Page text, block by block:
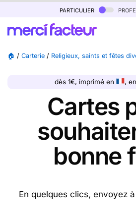
particulier
🏠 / Carterie / Religieux, saints et fêtes
dès 1€, imprimé en ,
Cartes
bonne
En quelques clics, envoyez